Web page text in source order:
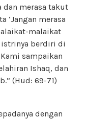
dan merasa takut
‘Jangan merasa
malaikat
istrinya berdiri di
sampaikan
Ishaq, dan
(Hud: 69-71)
dengan